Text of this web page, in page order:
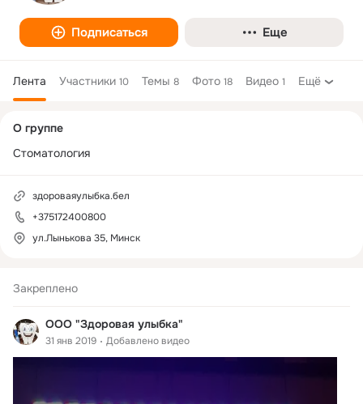
Подписаться Еще
Лента Участники 10 Темы 8 Фото 18 Видео 1 Ещё
Закреплено
ООО "Здоровая улыбка"
31 янв 2019 Добавлено видео
колонка
О группе
Стоматология
здороваяулыбка.бел
+375172400800
ул.Лынькова 35, Минск